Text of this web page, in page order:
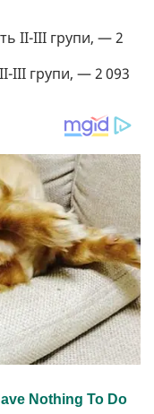
II-III групи, — 2
III групи, — 2 093